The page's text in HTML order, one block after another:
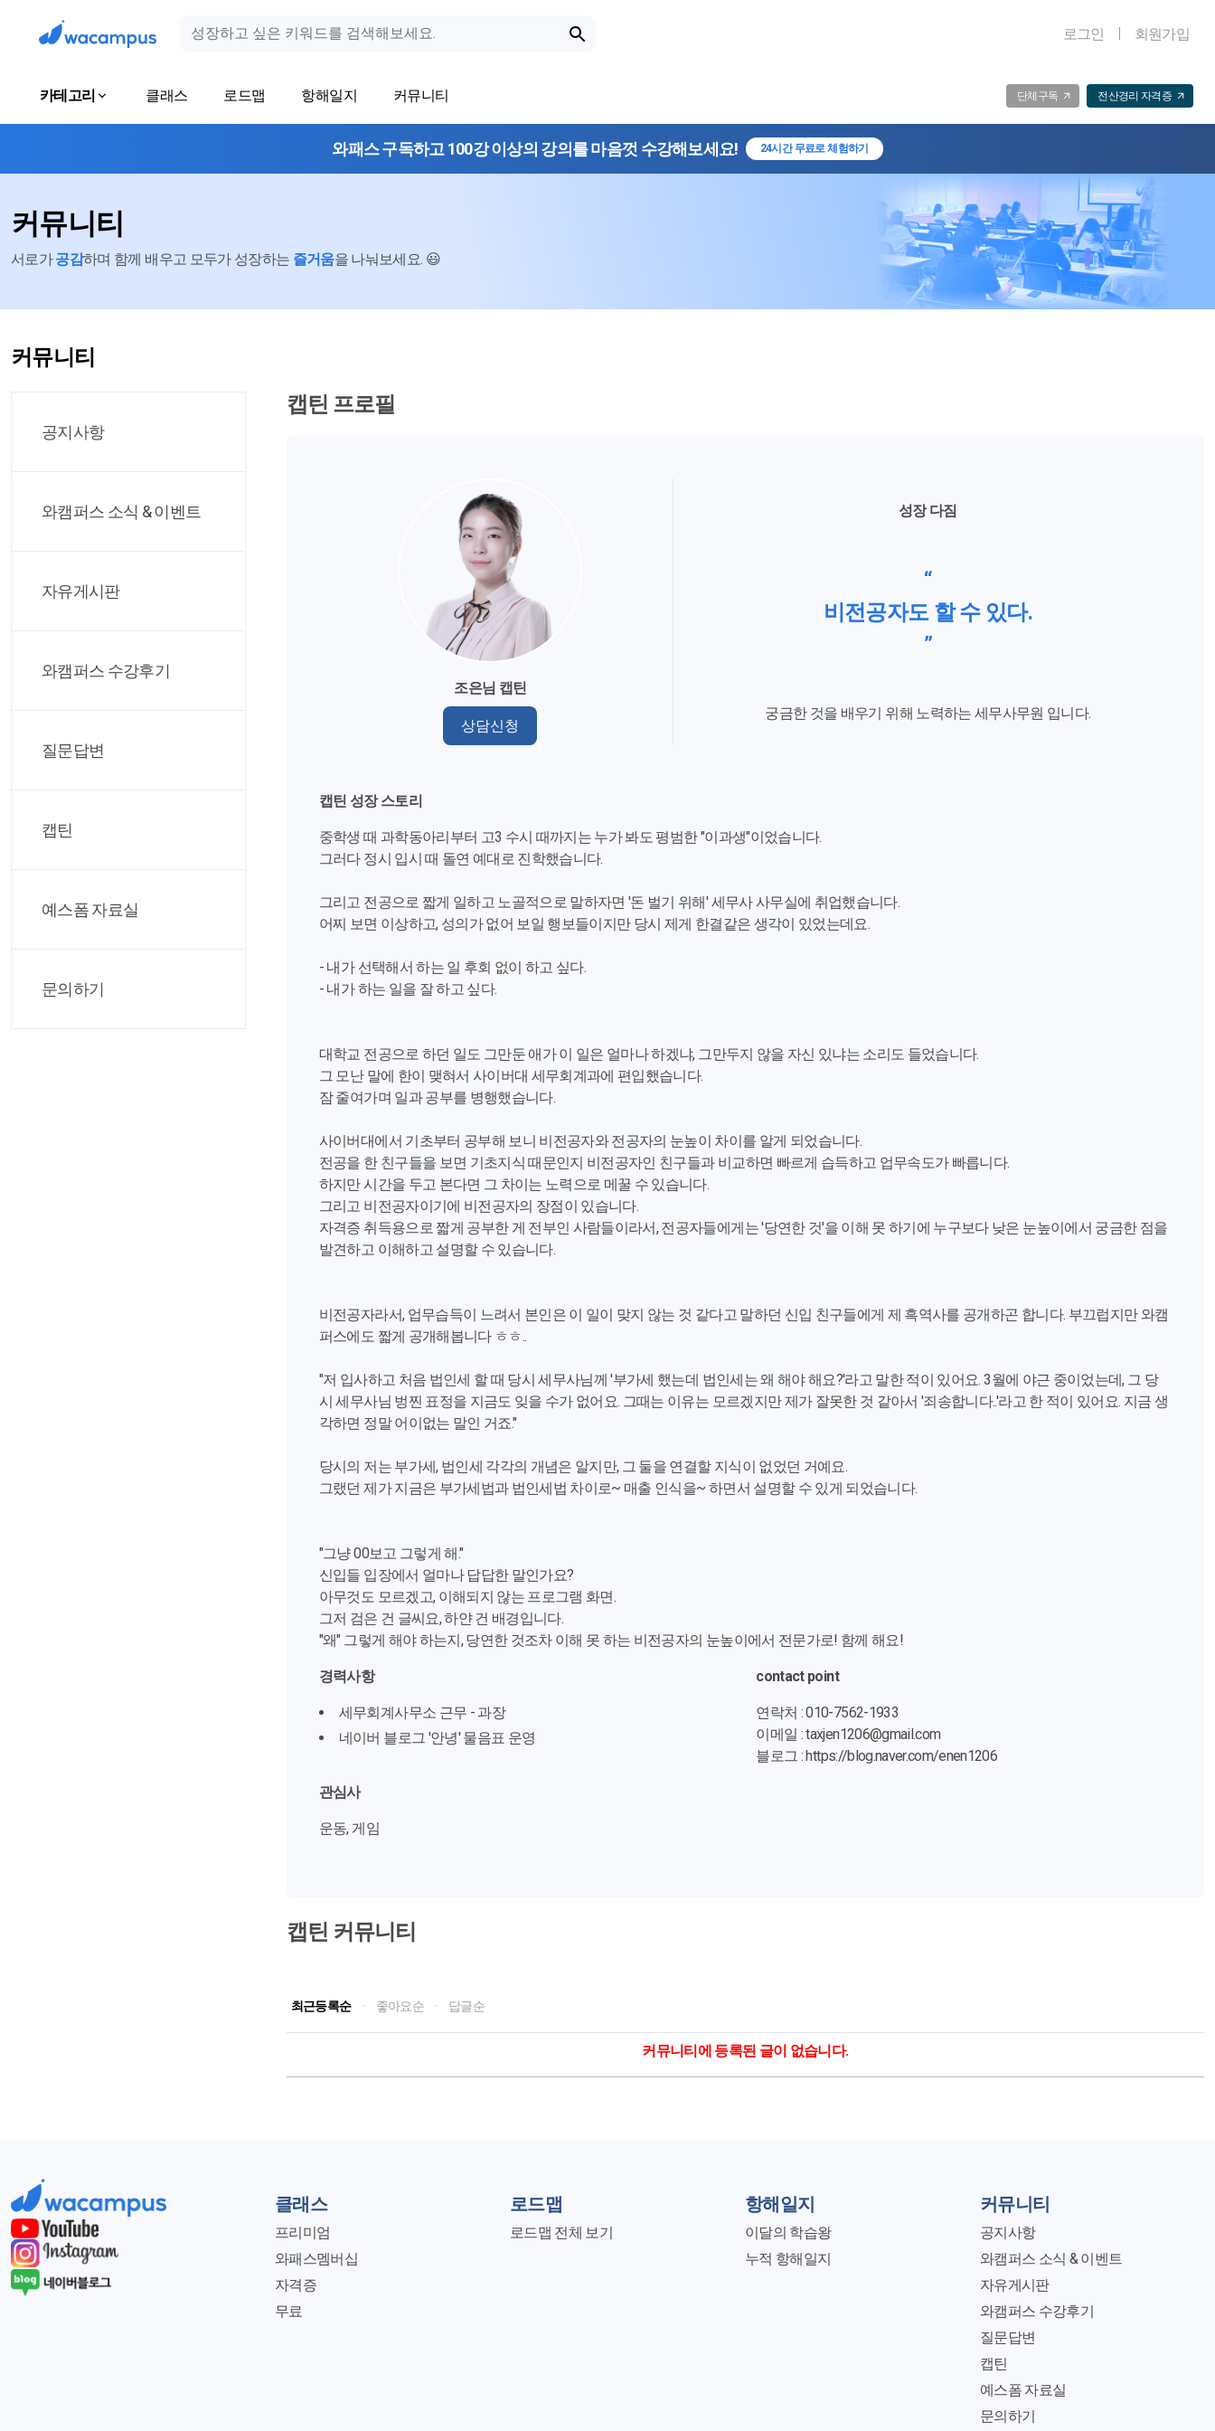
로그인 회원가입
카테고리 클래스 로드맵 항해일지 커뮤니티 단체구독 전산경리 자격증
와패스 구독하고 100강 이상의 강의를 마음껏 수강해보세요! 24시간 무료로 체험하기
커뮤니티
서로가공감하며 함께 배우고 모두가 성장하는 즐거움을 나눠보세요. 😃
커뮤니티
공지사항
와캠퍼스 소식 & 이벤트
자유게시판
와캠퍼스 수강후기
질문답변
캡틴
예스폼 자료실
문의하기
캡틴 프로필
조은님 캡틴
상담신청
성장 다짐
“
비전공자도 할 수 있다.
”
궁금한 것을 배우기 위해 노력하는 세무사무원 입니다.
캡틴 성장 스토리
중학생 때 과학동아리부터 고3 수시 때까지는 누가 봐도 평범한 "이과생"이었습니다.
그러다 정시 입시 때 돌연 예대로 진학했습니다.
그리고 전공으로 짧게 일하고 노골적으로 말하자면 '돈 벌기 위해' 세무사 사무실에 취업했습니다.
어찌 보면 이상하고, 성의가 없어 보일 행보들이지만 당시 제게 한결같은 생각이 있었는데요.
- 내가 선택해서 하는 일 후회 없이 하고 싶다.
- 내가 하는 일을 잘 하고 싶다.
대학교 전공으로 하던 일도 그만둔 애가 이 일은 얼마나 하겠냐, 그만두지 않을 자신 있냐는 소리도 들었습니다.
그 모난 말에 한이 맺혀서 사이버대 세무회계과에 편입했습니다.
잠 줄여가며 일과 공부를 병행했습니다.
사이버대에서 기초부터 공부해 보니 비전공자와 전공자의 눈높이 차이를 알게 되었습니다.
전공을 한 친구들을 보면 기초지식 때문인지 비전공자인 친구들과 비교하면 빠르게 습득하고 업무속도가 빠릅니다.
하지만 시간을 두고 본다면 그 차이는 노력으로 메꿀 수 있습니다.
그리고 비전공자이기에 비전공자의 장점이 있습니다.
자격증 취득용으로 짧게 공부한 게 전부인 사람들이라서, 전공자들에게는 '당연한 것'을 이해 못 하기에 누구보다 낮은 눈높이에서 궁금한 점을
발견하고 이해하고 설명할 수 있습니다.
비전공자라서, 업무습득이 느려서 본인은 이 일이 맞지 않는 것 같다고 말하던 신입 친구들에게 제 흑역사를 공개하곤 합니다. 부끄럽지만 와캠
퍼스에도 짧게 공개해봅니다 ㅎㅎ..
"저 입사하고 처음 법인세 할 때 당시 세무사님께 '부가세 했는데 법인세는 왜 해야 해요?'라고 말한 적이 있어요. 3월에 야근 중이었는데, 그 당
시 세무사님 벙찐 표정을 지금도 잊을 수가 없어요. 그때는 이유는 모르겠지만 제가 잘못한 것 같아서 '죄송합니다..'라고 한 적이 있어요. 지금 생
각하면 정말 어이없는 말인 거죠."
당시의 저는 부가세, 법인세 각각의 개념은 알지만, 그 둘을 연결할 지식이 없었던 거예요.
그랬던 제가 지금은 부가세법과 법인세법 차이로~ 매출 인식을~ 하면서 설명할 수 있게 되었습니다.
"그냥 00보고 그렇게 해."
신입들 입장에서 얼마나 답답한 말인가요?
아무것도 모르겠고, 이해되지 않는 프로그램 화면.
그저 검은 건 글씨요, 하얀 건 배경입니다.
"왜" 그렇게 해야 하는지, 당연한 것조차 이해 못 하는 비전공자의 눈높이에서 전문가로! 함께 해요!
경력사항
세무회계사무소 근무 - 과장
네이버 블로그 '안녕' 물음표 운영
contact point
연락처 : 010-7562-1933
이메일 : taxjen1206@gmail.com
블로그 : https://blog.naver.com/enen1206
관심사
운동, 게임
캡틴 커뮤니티
최근등록순 · 좋아요순 · 답글순
커뮤니티에 등록된 글이 없습니다.
클래스
프리미엄
와패스멤버십
자격증
무료
로드맵
로드맵 전체 보기
항해일지
이달의 학습왕
누적 항해일지
커뮤니티
공지사항
와캠퍼스 소식 & 이벤트
자유게시판
와캠퍼스 수강후기
질문답변
캡틴
예스폼 자료실
문의하기